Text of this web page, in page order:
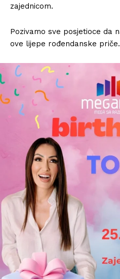
zajednicom.
Pozivamo sve posjetioce da
ove lijepe rođendanske priče.